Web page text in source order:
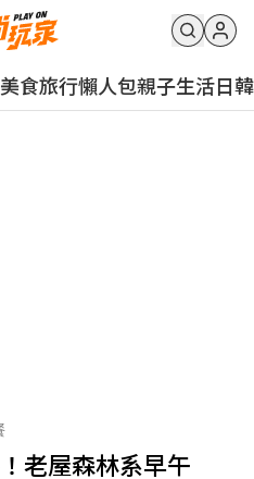
美食旅行懶人包親子生活日韓
老屋森林系早午